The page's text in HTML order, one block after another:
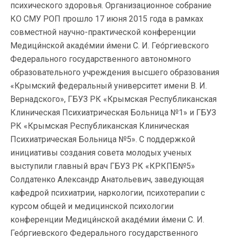
психического здоровья. Организационное собрание
КО СМУ РОП прошло 17 июня 2015 года в рамках
совместной научно-практической конференции
Медици́нской акаде́мии и́мени С. И. Гео́ргиевского
Федерального государственного автономного
образовательного учреждения высшего образования
«Крымский федеральный университет имени В. И.
Вернадского», ГБУЗ РК «Крымская Республиканская
Клиническая Психиатрическая Больница №1» и ГБУЗ
РК «Крымская Республиканская Клиническая
Психиатрическая Больница №5». С поддержкой
инициативы создания совета молодых ученых
выступили главный врач ГБУЗ РК «КРКПБ№5»
Солдатенко Александр Анатольевич, заведующая
кафедрой психиатрии, наркологии, психотерапии с
курсом общей и медицинской психологии
конференции Медици́нской акаде́мии и́мени С. И.
Гео́ргиевского Федерального государственного